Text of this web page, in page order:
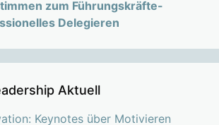
zum Führungskräfte-
Delegieren
Aktuell
Keynotes über Motivieren